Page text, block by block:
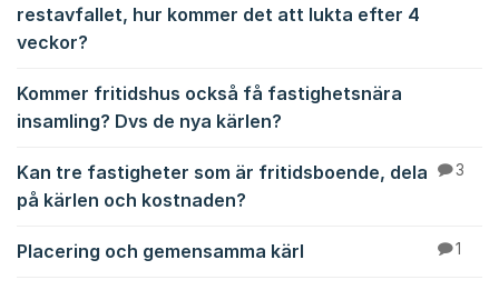
restavfallet, hur kommer det att lukta efter 4
veckor?
Kommer fritidshus också få fastighetsnära
insamling? Dvs de nya kärlen?
Kan tre fastigheter som är fritidsboende, dela
på kärlen och kostnaden?
3
Placering och gemensamma kärl 1